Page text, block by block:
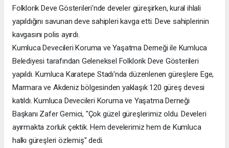
Folklorik Deve Gösterileri'nde develer güreşirken, kural ihlali
yapıldığını savunan deve sahipleri kavga etti. Deve sahiplerinin
kavgasını polis ayırdı.
Kumluca Devecileri Koruma ve Yaşatma Derneği ile Kumluca
Belediyesi tarafından Geleneksel Folklorik Deve Gösterileri
yapıldı. Kumluca Karatepe Stadı'nda düzenlenen güreşlere Ege,
Marmara ve Akdeniz bölgesinden yaklaşık 120 güreş devesi
katıldı. Kumluca Devecileri Koruma ve Yaşatma Derneği
Başkanı Zafer Gemici, "Çok güzel güreşlerimiz oldu. Develeri
ayırmakta zorluk çektik. Hem develerimiz hem de Kumluca
halkı güreşleri özlemiş" dedi.